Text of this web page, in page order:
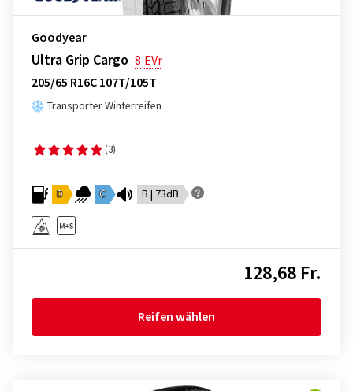
Goodyear
Ultra Grip Cargo 8 EVr
205/65 R16C 107T/105T
Transporter Winterreifen
(3)
D C B | 73dB
128,68 Fr.
Reifen wählen